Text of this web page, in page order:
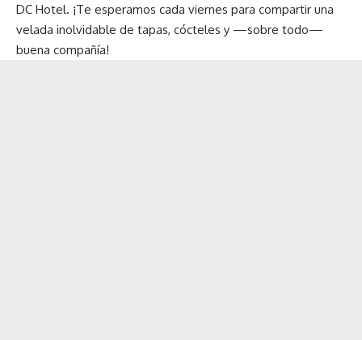
DC Hotel. ¡Te esperamos cada viernes para compartir una
velada inolvidable de tapas, cócteles y —sobre todo—
buena compañía!